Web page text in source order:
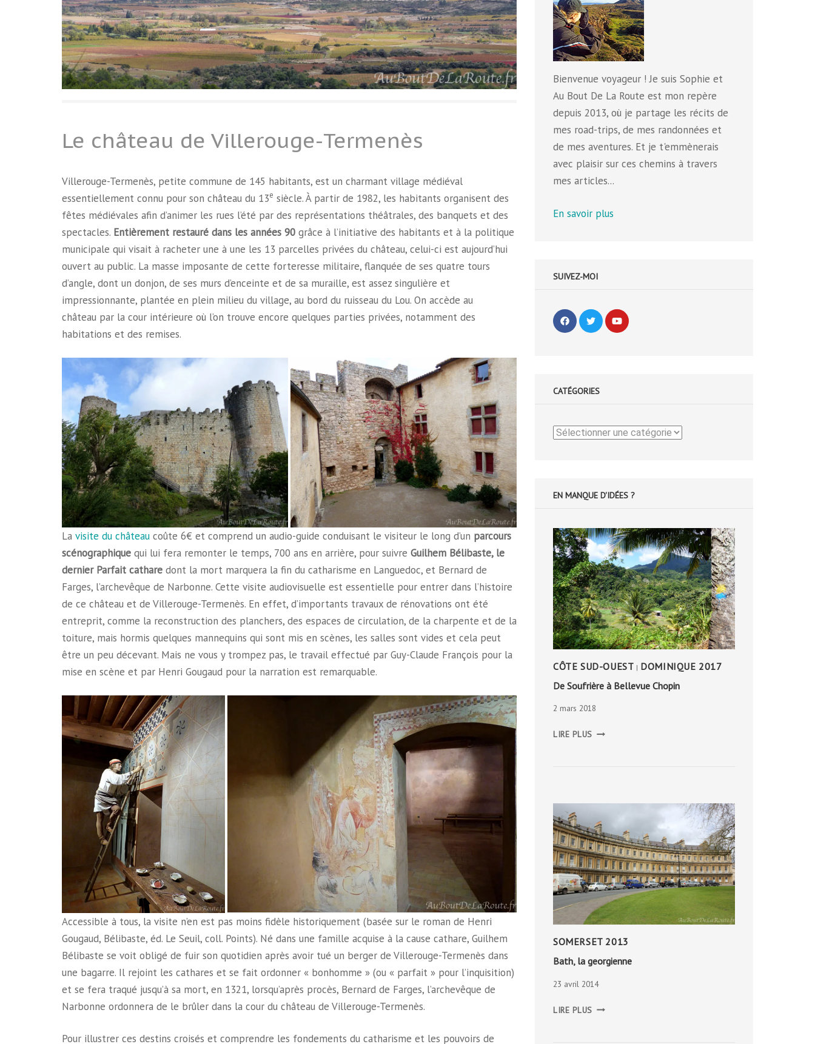
Le château de Villerouge-Termenès
Villerouge-Termenès, petite commune de 145 habitants, est un charmant village médiéval
essentiellement connu pour son château du 13e siècle. À partir de 1982, les habitants organisent des
fêtes médiévales afin d’animer les rues l’été par des représentations théâtrales, des banquets et des
spectacles. Entièrement restauré dans les années 90 grâce à l’initiative des habitants et à la politique
municipale qui visait à racheter une à une les 13 parcelles privées du château, celui-ci est aujourd’hui
ouvert au public. La masse imposante de cette forteresse militaire, flanquée de ses quatre tours
d’angle, dont un donjon, de ses murs d’enceinte et de sa muraille, est assez singulière et
impressionnante, plantée en plein milieu du village, au bord du ruisseau du Lou. On accède au
château par la cour intérieure où l’on trouve encore quelques parties privées, notamment des
habitations et des remises.
La visite du château coûte 6€ et comprend un audio-guide conduisant le visiteur le long d’un parcours
scénographique qui lui fera remonter le temps, 700 ans en arrière, pour suivre Guilhem Bélibaste, le
dernier Parfait cathare dont la mort marquera la fin du catharisme en Languedoc, et Bernard de
Farges, l’archevêque de Narbonne. Cette visite audiovisuelle est essentielle pour entrer dans l’histoire
de ce château et de Villerouge-Termenès. En effet, d’importants travaux de rénovations ont été
entreprit, comme la reconstruction des planchers, des espaces de circulation, de la charpente et de la
toiture, mais hormis quelques mannequins qui sont mis en scènes, les salles sont vides et cela peut
être un peu décevant. Mais ne vous y trompez pas, le travail effectué par Guy-Claude François pour la
mise en scène et par Henri Gougaud pour la narration est remarquable.
Accessible à tous, la visite n’en est pas moins fidèle historiquement (basée sur le roman de Henri
Gougaud, Bélibaste, éd. Le Seuil, coll. Points). Né dans une famille acquise à la cause cathare, Guilhem
Bélibaste se voit obligé de fuir son quotidien après avoir tué un berger de Villerouge-Termenès dans
une bagarre. Il rejoint les cathares et se fait ordonner « bonhomme » (ou « parfait » pour l’inquisition)
et se fera traqué jusqu’à sa mort, en 1321, lorsqu’après procès, Bernard de Farges, l’archevêque de
Narbonne ordonnera de le brûler dans la cour du château de Villerouge-Termenès.
Pour illustrer ces destins croisés et comprendre les fondements du catharisme et les pouvoirs de
Bienvenue voyageur ! Je suis Sophie et
Au Bout De La Route est mon repère
depuis 2013, où je partage les récits de
mes road-trips, de mes randonnées et
de mes aventures. Et je t'emmènerais
avec plaisir sur ces chemins à travers
mes articles...
En savoir plus
SUIVEZ-MOI
CATÉGORIES
Catégories
EN MANQUE D'IDÉES ?
CÔTE SUD-OUEST | DOMINIQUE 2017
De Soufrière à Bellevue Chopin
2 mars 2018
LIRE PLUS SOUFRIÈRE
SOMERSET 2013
Bath, la georgienne
23 avril 2014
LIRE PLUS